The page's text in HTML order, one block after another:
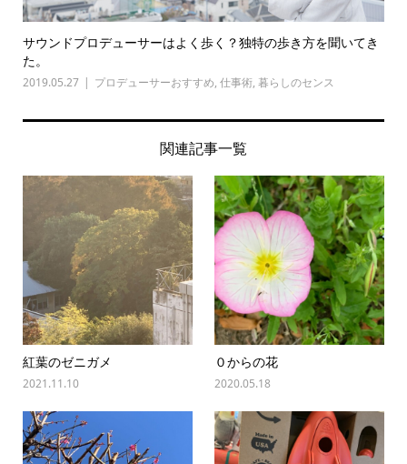
サウンドプロデューサーはよく歩く？独特の歩き方を聞いてき
た。
2019.05.27 プロデューサーおすすめ, 仕事術, 暮らしのセンス
関連記事一覧
紅葉のゼニガメ
2021.11.10
０からの花
2020.05.18